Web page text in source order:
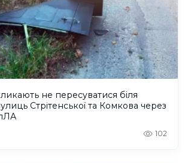
не пересуватися біля
Стрітенської та Комкова через
102